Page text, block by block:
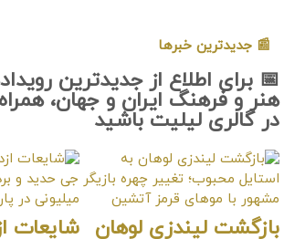
از جدیدترین رویدادهای عرصه
و جهان، همراه روزنامه هنر
باشید
لوهان شایعات ازدواج مخفیانه